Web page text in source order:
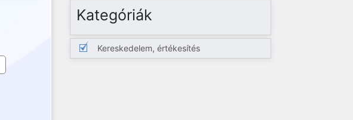
Kategóriák
Kereskedelem, értékesítés